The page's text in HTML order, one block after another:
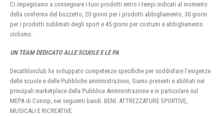
Ci impegniamo a consegnare i tuoi prodotti entro i tempi indicati al momento
della conferma del bozzetto, 20 giorni per i prodotti abbigliamento, 30 giorni
per i prodotti sublimati degli sport e 45 giorni per costumi e abbigliamento
ciclismo.
UN TEAM DEDICATO ALLE SCUOLE E LE PA
Decathlonclub ha sviluppato competenze specifiche per soddisfare l’esigenze
delle scuole e delle Pubbliche amministrazioni, Siamo presenti e abilitati nei
principali marketplace della Pubblica Amministrazione e in particolare sul
MEPA di Consip, nei seguenti bandi: BENI: ATTREZZATURE SPORTIVE,
MUSICALI E RICREATIVE